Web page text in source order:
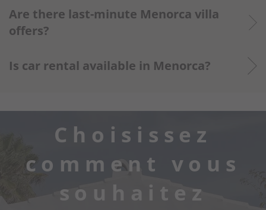
We still have Menorca villas free but
filling fast. Check our live calendar or
Are there last-minute Menorca villa
offers?
Yes — see our Menorca Villa Offers
Is car rental available in Menorca?
work with a trusted local company for
easy airport pickup.
Choisissez
comment vous
souhaitez